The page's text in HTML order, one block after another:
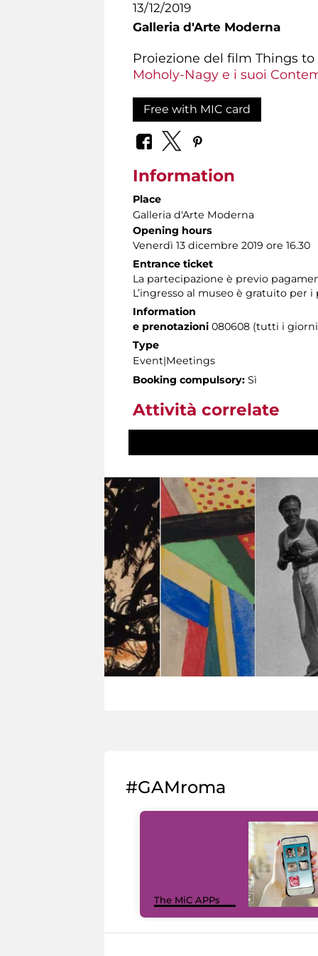
13/12/2019
Galleria d'Arte Moderna
Proiezione del film Things
Moholy-Nagy e i suoi
Free with MIC card
Information
Place
Galleria d'Arte Moderna
Opening hours
Venerdì 13 dicembre 2019 ore 16.30
Entrance ticket
La partecipazione è previo
L’ingresso al museo è gratuito per i
Information
e prenotazioni 080608 (tutti i giorni
Type
Event|Meetings
Booking compulsory: Sì
Attività correlate
#GAMroma
The MiC APPs